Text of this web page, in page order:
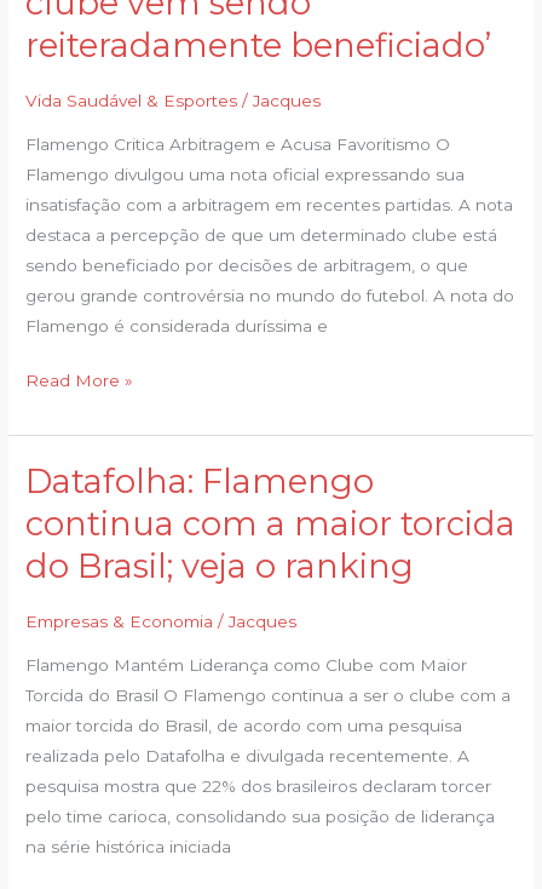
reiteradamente beneficiado’
Vida Saudável & Esportes /Jacques
Flamengo Critica Arbitragem e Acusa Favoritismo O
Flamengo divulgou uma nota oficial expressando sua
insatisfação com a arbitragem em recentes partidas. A nota
destaca a percepção de que um determinado clube está
sendo beneficiado por decisões de arbitragem, o que
gerou grande controvérsia no mundo do futebol. A nota do
Flamengo é considerada duríssima e
arbitragem
e
Palmeiras:
‘Determinado
clube
vem
sendo
reiteradamente
beneficiado’
Read More »
Datafolha: Flamengo
continua com a maior torcida
do Brasil; veja o ranking
Empresas & Economia /Jacques
Flamengo Mantém Liderança como Clube com Maior
Torcida do Brasil O Flamengo continua a ser o clube com a
maior torcida do Brasil, de acordo com uma pesquisa
realizada pelo Datafolha e divulgada recentemente. A
pesquisa mostra que 22% dos brasileiros declaram torcer
pelo time carioca, consolidando sua posição de liderança
na série histórica iniciada
Datafolha:
continua
com
maior
torcida
do
Brasil;
veja
ranking